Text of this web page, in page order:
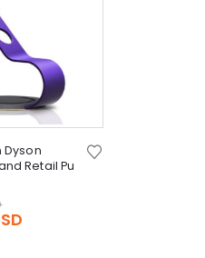
Dyson
Retail Pu
price